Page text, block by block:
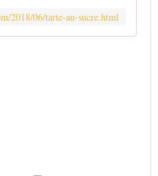
2018/06/tarte-au-sucre.html